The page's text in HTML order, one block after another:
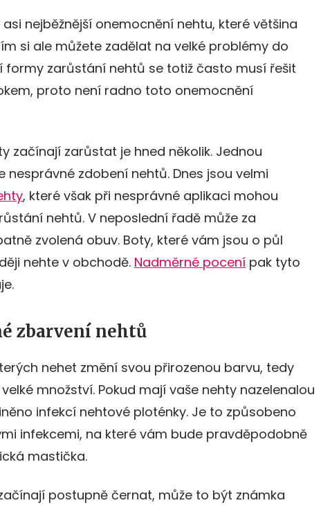
nejběžnější onemocnění nehtu, které většina
si ale můžete zadělat na velké problémy do
formy zarůstání nehtů se totiž často musí řešit
proto není radno toto onemocnění
začínají zarůstat je hned několik. Jednou
nesprávné zdobení nehtů. Dnes jsou velmi
, které však při nesprávné aplikaci mohou
nehtů. V neposlední řadě může za
zvolená obuv. Boty, které vám jsou o půl
nehte v obchodě. Nadměrné pocení pak tyto
zbarvení nehtů
nehet změní svou přirozenou barvu, tedy
množství. Pokud mají vaše nehty nazelenalou
infekcí nehtové ploténky. Je to způsobeno
infekcemi, na které vám bude pravděpodobně
mastička.
postupně černat, může to být známka